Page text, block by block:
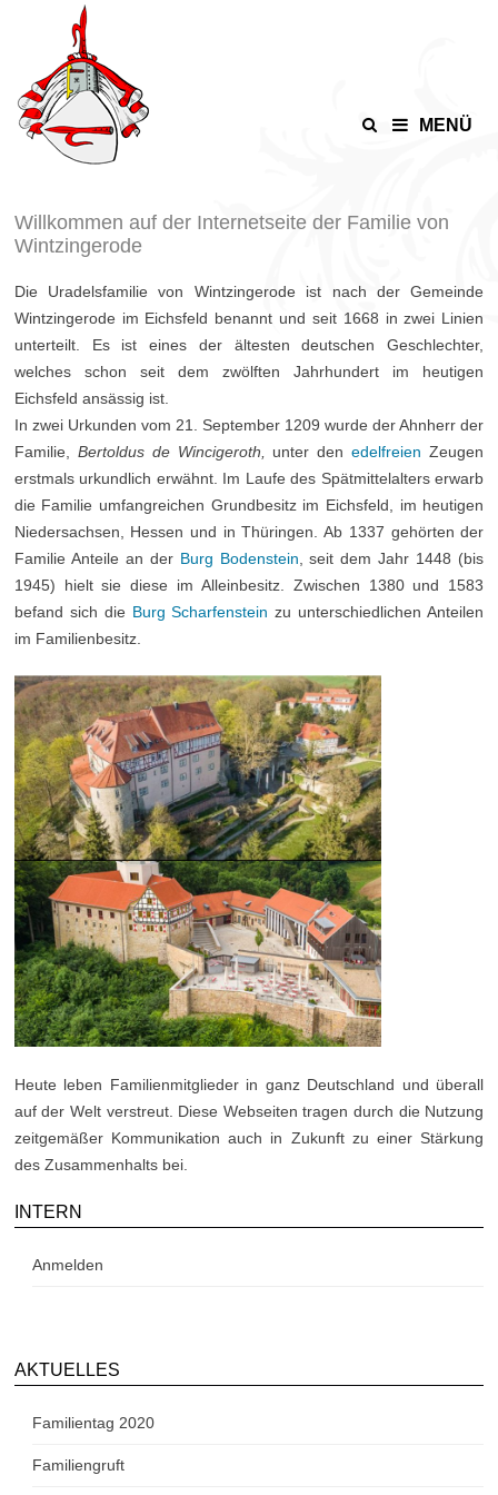
MENÜ
Willkommen auf der Internetseite der Familie von
Wintzingerode
Die Uradelsfamilie von Wintzingerode ist nach der Gemeinde
Wintzingerode im Eichsfeld benannt und seit 1668 in zwei Linien
unterteilt. Es ist eines der ältesten deutschen Geschlechter,
welches schon seit dem zwölften Jahrhundert im heutigen
Eichsfeld ansässig ist.
In zwei Urkunden vom 21. September 1209 wurde der Ahnherr der
Familie, Bertoldus de Wincigeroth, unter denedelfreien Zeugen
erstmals urkundlich erwähnt. Im Laufe des Spätmittelalters erwarb
die Familie umfangreichen Grundbesitz im Eichsfeld, im heutigen
Niedersachsen, Hessen und in Thüringen. Ab 1337 gehörten der
Familie Anteile an der Burg Bodenstein , seit dem Jahr 1448 (bis
1945) hielt sie diese im Alleinbesitz. Zwischen 1380 und 1583
befand sich die Burg Scharfenstein zu unter­schiedlichen Anteilen
im Familienbesitz.
Heute leben Familienmitglieder in ganz Deutschland und überall
auf der Welt verstreut. Diese Web­seiten tragen durch die Nutzung
zeitgemäßer Kommunikation auch in Zukunft zu einer Stärkung
des Zusammenhalts bei.
INTERN
Anmelden
AKTUELLES
Familientag 2020
Familiengruft